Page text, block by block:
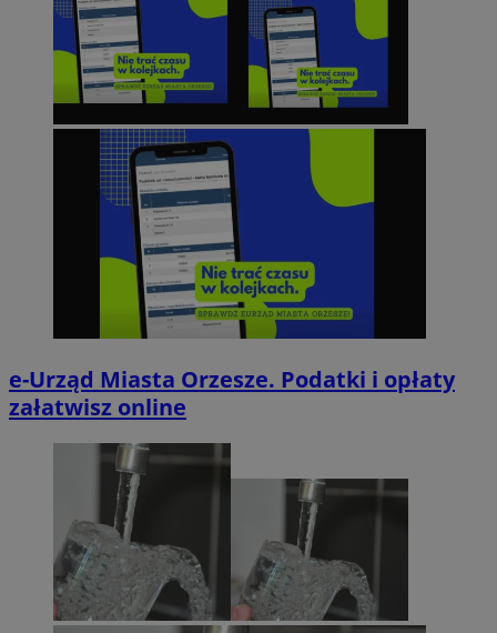
e-Urząd Miasta Orzesze. Podatki i opłaty
załatwisz online